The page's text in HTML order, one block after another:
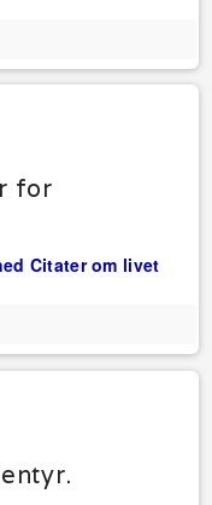
for
Citater om livet